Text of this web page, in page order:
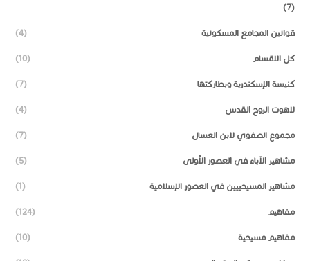
(7)
قوانين المجامع المسكونية (4)
كل الاقسام (10)
كنيسة الإسكندرية وبطاركتها (7)
لاهوت الروح القدس (4)
مجموع الصفوي لابن العسال (7)
مشاهير الآباء في العصور الأولى (5)
مشاهير المسيحييين في العصور الإسلامية (1)
مفاهيم (124)
مفاهيم مسيحية (10)